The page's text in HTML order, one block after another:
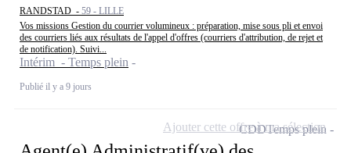
RANDSTAD - 59 - LILLE
Vos missions Gestion du courrier volumineux : préparation, mise sous pli et envoi
des courriers liés aux résultats de l'appel d'offres (courriers d'attribution, de rejet et
de notification). Suivi...
Intérim - Temps plein
Publié il y a 9 jours
CDDTemps plein
Ajouter cette offre à ma sélection